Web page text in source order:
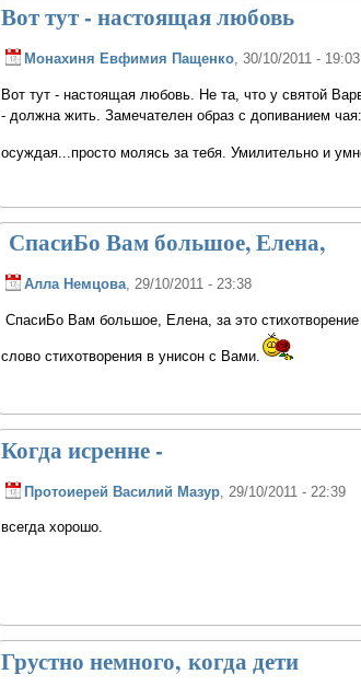
Вот тут - настоящая любовь
Монахиня Евфимия Пащенко, 30/10/2011 - 19:03
Вот тут - настоящая любовь. Не та, что у святой
- должна жить. Замечателен образ с допиванием
осуждая...просто молясь за тебя. Умилительно и
СпасиБо Вам большое, Елена,
Алла Немцова, 29/10/2011 - 23:38
СпасиБо Вам большое, Елена, за это
слово стихотворения в унисон с Вами.
Когда исренне -
Протоиерей Василий Мазур, 29/10/2011 - 22:39
всегда хорошо.
Грустно немного, когда дети